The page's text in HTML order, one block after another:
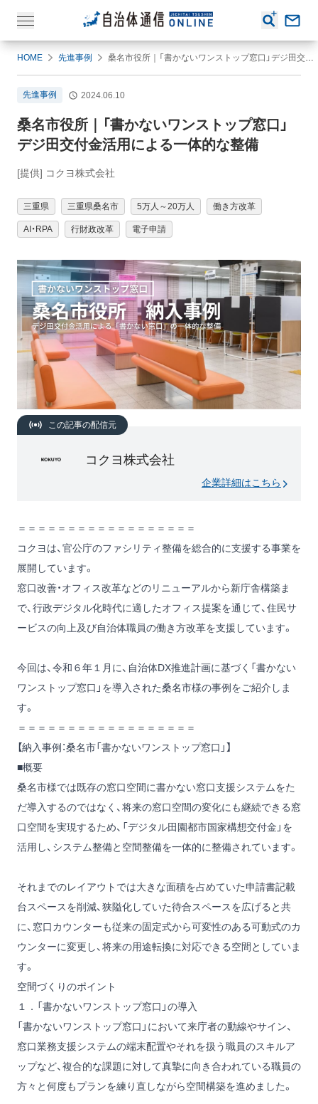
HOME 先進事例 桑名市役所｜「書かないワンストップ窓口」デジ田交付金活用による一体的な整備
先進事例 2024.06.10
桑名市役所｜「書かないワンストップ窓口」
デジ田交付金活用による一体的な整備
[提供] コクヨ株式会社
三重県 三重県桑名市 5万人～20万人 働き方改革
AI・RPA 行財政改革 電子申請
この記事の配信元
コクヨ株式会社
企業詳細はこちら
＝＝＝＝＝＝＝＝＝＝＝＝＝＝＝＝＝＝
コクヨは、官公庁のファシリティ整備を総合的に支援する事業を
展開しています。
窓口改善・オフィス改革などのリニューアルから新庁舎構築ま
で、行政デジタル化時代に適したオフィス提案を通じて、住民サ
ービスの向上及び自治体職員の働き方改革を支援しています。
今回は、令和６年１月に、自治体DX推進計画に基づく「書かない
ワンストップ窓口」を導入された桑名市様の事例をご紹介しま
す。
＝＝＝＝＝＝＝＝＝＝＝＝＝＝＝＝＝＝
【納入事例：桑名市「書かないワンストップ窓口」】
■概要
桑名市様では既存の窓口空間に書かない窓口支援システムをた
だ導入するのではなく、将来の窓口空間の変化にも継続できる窓
口空間を実現するため、「デジタル田園都市国家構想交付金」を
活用し、システム整備と空間整備を一体的に整備されています。
それまでのレイアウトでは大きな面積を占めていた申請書記載
台スペースを削減、狭隘化していた待合スペースを広げると共
に、窓口カウンターも従来の固定式から可変性のある可動式のカ
ウンターに変更し、将来の用途転換に対応できる空間としていま
す。
空間づくりのポイント
１．「書かないワンストップ窓口」の導入
「書かないワンストップ窓口」において来庁者の動線やサイン、
窓口業務支援システムの端末配置やそれを扱う職員のスキルア
ップなど、複合的な課題に対して真摯に向き合われている職員の
方々と何度もプランを練り直しながら空間構築を進めました。